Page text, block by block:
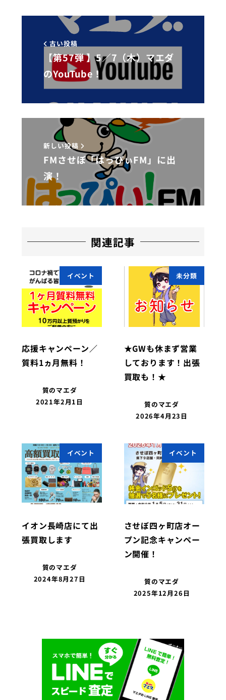
古い投稿
【第57弾 】5／7（木）マエダ
のYouTube！
新しい投稿
FMさせぼ「はっぴぃFM」に出
演！
関連記事
イベント
応援キャンペーン／
質料1ヵ月無料！
質のマエダ
2021年2月1日
未分類
★GWも休まず営業
しております！出張
買取も！★
質のマエダ
2026年4月23日
イベント
イオン長崎店にて出
張買取します
質のマエダ
2024年8月27日
イベント
させぼ四ヶ町店オー
プン記念キャンペー
ン開催！
質のマエダ
2025年12月26日